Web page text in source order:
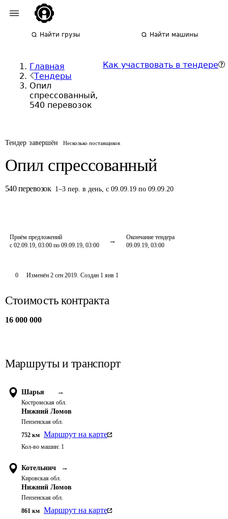
Найти грузы Найти машины
Главная
Тендеры
Опил
спрессованный,
540 перевозок
Как участвовать в тендере
Тендер завершён Несколько поставщиков
Опил спрессованный
540 перевозок 1–3 пер. в день,с 09.09.19 по 09.09.20
Приём предложений
с 02.09.19, 03:00 по 09.09.19, 03:00
Окончание тендера
09.09.19, 03:00
0 Изменён 2 сен 2019. Создан 1 янв 1
Стоимость контракта
16 000 000
Маршруты и транспорт
Шарья →
Костромская обл.
Нижний Ломов
Пензенская обл.
752 км Маршрут на карте
Кол-во машин: 1
Котельнич →
Кировская обл.
Нижний Ломов
Пензенская обл.
861 км Маршрут на карте